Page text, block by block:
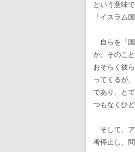
という意味
「イスラム
自らを「国
か。そのこ
おそらく彼
ってくるが
であり、と
つもなくひ
そして、ア
考停止し、